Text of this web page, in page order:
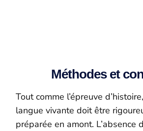
Méthodes et
Tout comme l’épreuve
langue vivante doit être
préparée en amont. L’absence